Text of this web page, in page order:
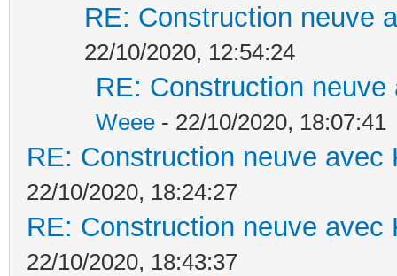
RE: Construction neuve
22/10/2020, 12:54:24
RE: Construction
Weee - 22/10/2020, 18:07:41
RE: Construction neuve avec
22/10/2020, 18:24:27
RE: Construction neuve avec
22/10/2020, 18:43:37